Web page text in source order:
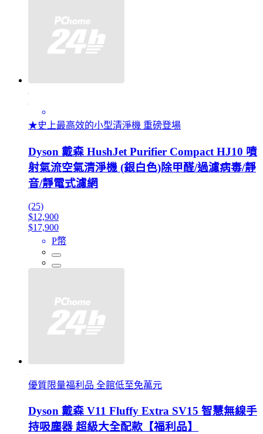
★史上最高效的小型清淨機 重磅登場
Dyson 戴森 HushJet Purifier Compact HJ10 噴
射氣流空氣清淨機 (銀白色)除甲醛/過濾病毒/靜
音/靜電式濾網
(25)
$12,900
$17,900
P幣
優質限量福利品 全館低至免萬元
Dyson 戴森 V11 Fluffy Extra SV15 智慧無線手
持吸塵器 超級大全配款【福利品】